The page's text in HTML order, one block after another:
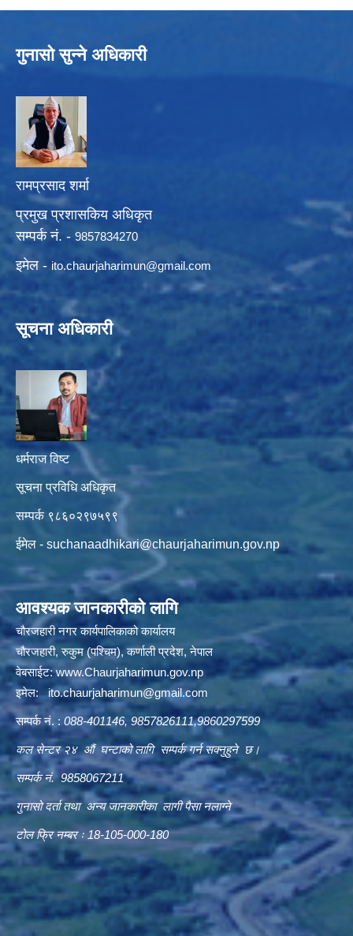
गुनासो सुन्ने अधिकारी
रामप्रसाद शर्मा
प्रमुख प्रशासकिय अधिकृत
सम्पर्क नं. - 9857834270
इमेल - ito.chaurjaharimun@gmail.com
सूचना अधिकारी
धर्मराज विष्ट
सूचना प्रविधि अधिकृत
सम्पर्क ९८६०२९७५९९
ईमेल - suchanaadhikari@chaurjaharimun.gov.np
आवश्यक जानकारीको लागि
चौरजहारी नगर कार्यपालिकाको कार्यालय
चौरजहारी, रुकुम (पश्चिम), कर्णाली प्रदेश, नेपाल
वेबसाईट:www.Chaurjaharimun.gov.np
इमेल:ito.chaurjaharimun@gmail.com
सम्पर्क नं. : 088-401146, 9857826111,9860297599
कल सेन्टर २४ औं घन्टाको लागि सम्पर्क गर्न सक्नुहुने छ।
सम्पर्क नं. 9858067211
गुनासो दर्ता तथा अन्य जानकारीका लागी पैसा नलाग्ने
टोल फ्रि नम्बर ः 18-105-000-180